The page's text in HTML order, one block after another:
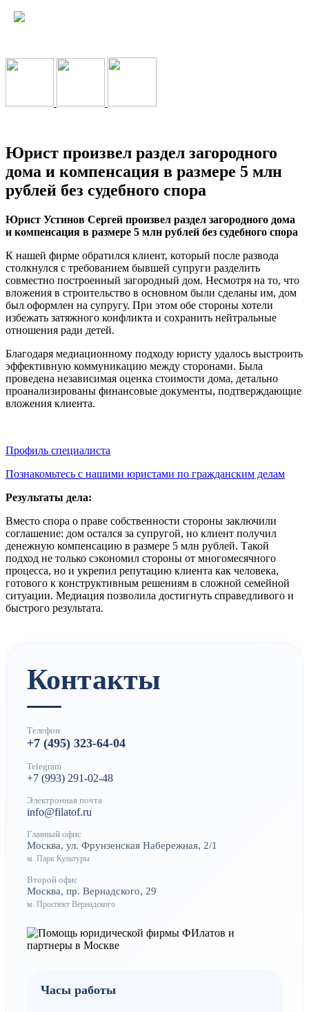
Юрист произвел раздел загородного
дома и компенсация в размере 5 млн
рублей без судебного спора
Юрист Устинов Сергей произвел раздел загородного дома
и компенсация в размере 5 млн рублей без судебного спора
К нашей фирме обратился клиент, который после развода
столкнулся с требованием бывшей супруги разделить
совместно построенный загородный дом. Несмотря на то, что
вложения в строительство в основном были сделаны им, дом
был оформлен на супругу. При этом обе стороны хотели
избежать затяжного конфликта и сохранить нейтральные
отношения ради детей.
Благодаря медиационному подходу юристу удалось выстроить
эффективную коммуникацию между сторонами. Была
проведена независимая оценка стоимости дома, детально
проанализированы финансовые документы, подтверждающие
вложения клиента.
Профиль специалиста
Познакомьтесь с нашими юристами по гражданским делам
Результаты дела:
Вместо спора о праве собственности стороны заключили
соглашение: дом остался за супругой, но клиент получил
денежную компенсацию в размере 5 млн рублей. Такой
подход не только сэкономил стороны от многомесячного
процесса, но и укрепил репутацию клиента как человека,
готового к конструктивным решениям в сложной семейной
ситуации. Медиация позволила достигнуть справедливого и
быстрого результата.
Контакты
Телефон
+7 (495) 323-64-04
Telegram
+7 (993) 291-02-48
Электронная почта
info@filatof.ru
Главный офис
Москва, ул. Фрунзенская Набережная, 2/1
м. Парк Культуры
Второй офис
Москва, пр. Вернадского, 29
м. Проспект Вернадского
Часы работы